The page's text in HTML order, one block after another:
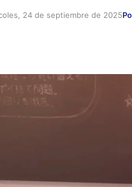
24 de septiembre de 2025